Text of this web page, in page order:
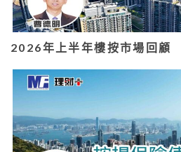
2026年上半年樓按市場回顧